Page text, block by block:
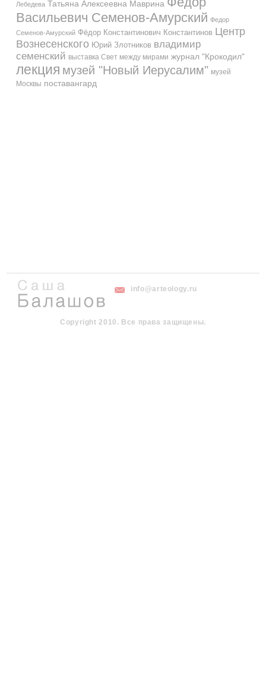
Лебедева Татьяна Алексеевна Маврина
Васильевич Семенов-Амурский Федор
Семенов-Амурский Фёдор Константинович Константинов Центр
Вознесенского Юрий Злотников владимир
семенский выставка Свет между мирами журнал "Крокодил"
лекция музей "Новый Иерусалим" музей
Москвы поставангард
info@arteology.ru
Copyright 2010. Все права защищены.